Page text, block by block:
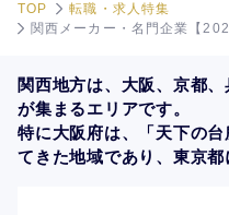
TOP
転職・求人特集
関西メーカー・名門企業【
関西地方は、大阪、京都
が集まるエリアです。
特に大阪府は、「天下の
てきた地域であり、東京都